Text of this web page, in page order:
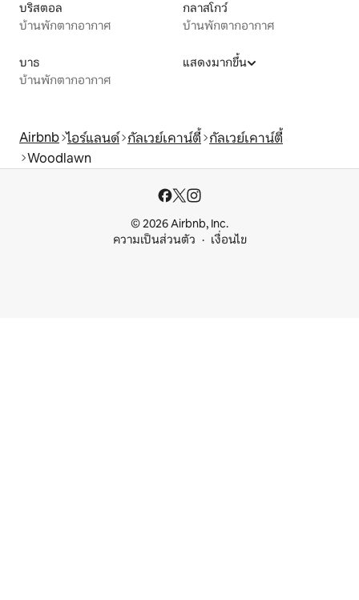
บริสตอล
บ้านพักตากอากาศ
กลาสโกว์
บ้านพักตากอากาศ
บาธ
บ้านพักตากอากาศ
แสดงมากขึ้น
Airbnb ไอร์แลนด์ กัลเวย์เคาน์ตี้ กัลเวย์เคาน์ตี้
Woodlawn
© 2026 Airbnb, Inc.
ความเป็นส่วนตัว
เงื่อนไข